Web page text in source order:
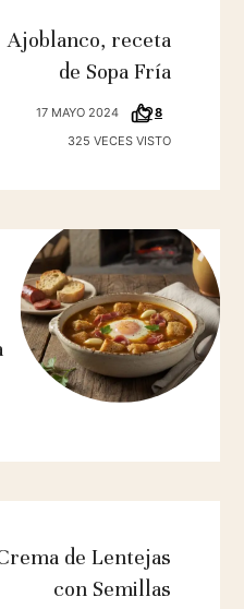
Ajoblanco, receta
de Sopa Fría
17 MAYO 2024
8
325 VECES VISTO
de Lentejas
con Semillas